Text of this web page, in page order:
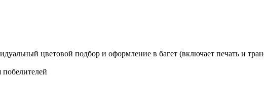
цветовой подбор и оформление в багет (включает печать и